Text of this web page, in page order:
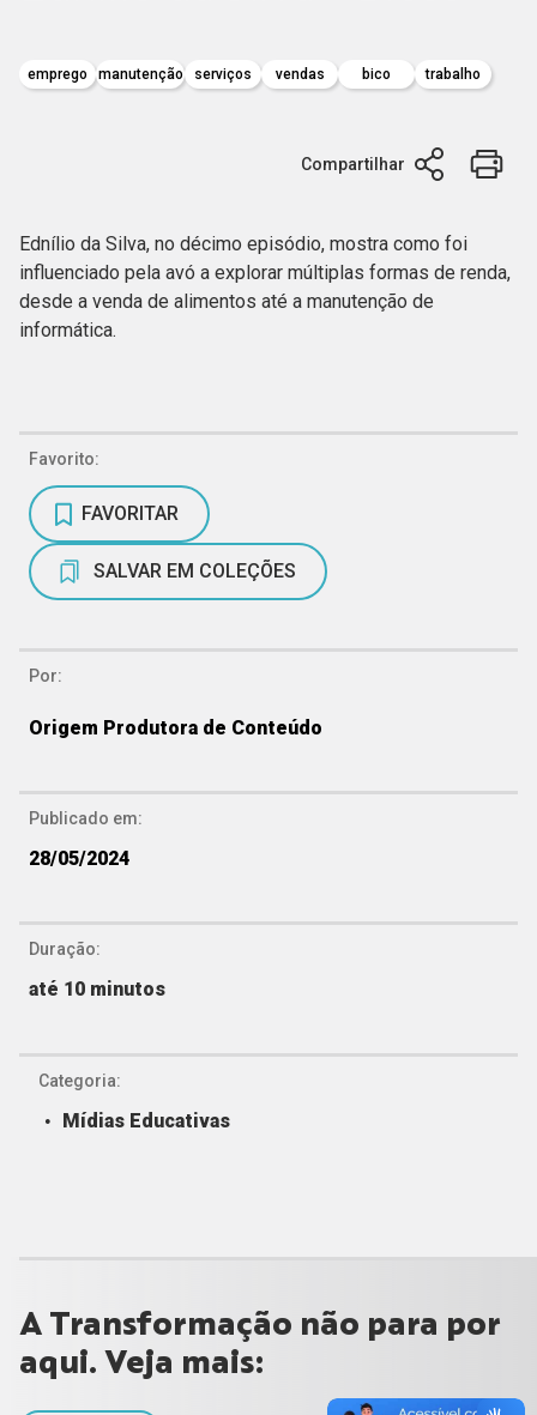
emprego manutenção serviços vendas bico trabalho
Compartilhar
Ednílio da Silva, no décimo episódio, mostra como foi
influenciado pela avó a explorar múltiplas formas de renda,
desde a venda de alimentos até a manutenção de
informática.
Favorito:
FAVORITAR
SALVAR EM COLEÇÕES
Por:
Origem Produtora de Conteúdo
Publicado em:
28/05/2024
Duração:
até 10 minutos
Categoria:
Mídias Educativas
A Transformação não para por
aqui. Veja mais: